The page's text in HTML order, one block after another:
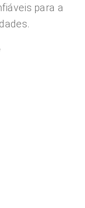
para a